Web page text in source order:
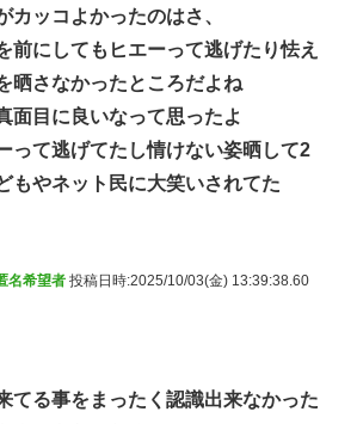
カッコよかったのはさ、
前にしてもヒエーって逃げたり怯え
晒さなかったところだよね
面目に良いなって思ったよ
って逃げてたし情けない姿晒して2
もやネット民に大笑いされてた
名希望者 投稿日時:2025/10/03(金) 13:39:38.60
てる事をまったく認識出来なかった